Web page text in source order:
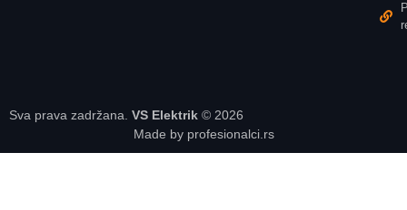
Sva prava zadržana. VS Elektrik © 2026
Made by profesionalci.rs